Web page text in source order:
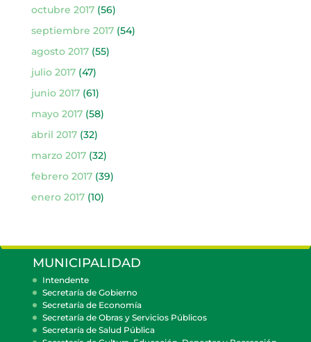
octubre 2017(56)
septiembre 2017(54)
agosto 2017(55)
julio 2017(47)
junio 2017(61)
mayo 2017(58)
abril 2017(32)
marzo 2017(32)
febrero 2017(39)
enero 2017(10)
MUNICIPALIDAD
Intendente
Secretaría de Gobierno
Secretaría de Economía
Secretaría de Obras y Servicios Públicos
Secretaría de Salud Pública